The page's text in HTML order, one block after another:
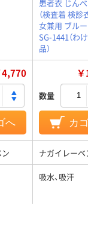
患者衣 じん
（検査着 検診
女兼用 ブル
SG-1441（わ
品）
4,770
へ
数量
カ
ナガイレーベ
吸水、吸汗